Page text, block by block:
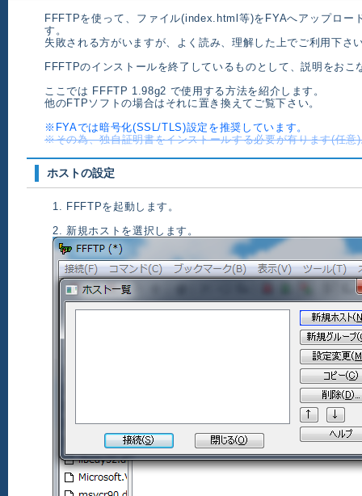
FFFTPを使って、ファイル(index.html等)をFYAへアップロー
す。
失敗される方がいますが、よく読み、理解した上でご利用下さ
FFFTPのインストールを終了しているものとして、説明をおこ
ここでは FFFTP 1.98g2 で使用する方法を紹介します。
他のFTPソフトの場合はそれに置き換えてご覧下さい。
※FYAでは暗号化(SSL/TLS)設定を推奨しています。
※その為、独自証明書をインストールする必要が有ります(任意
ホストの設定
1. FFFTPを起動します。
2. 新規ホストを選択します。